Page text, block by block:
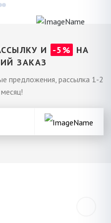
И -5%
НА
ЗАКАЗ
предложения, рассылка 1-2